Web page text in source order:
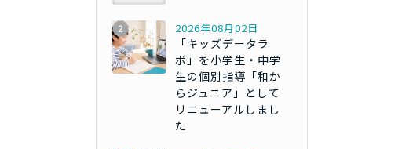
2026年08月02日
「キッズデータラ
ボ」を小学生・中学
生の個別指導「和か
らジュニア」として
リニューアルしまし
た